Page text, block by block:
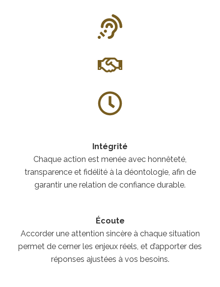
Intégrité
Chaque action est menée avec honnêteté,
transparence et fidélité à la déontologie, afin de
garantir une relation de confiance durable.
Écoute
Accorder une attention sincère à chaque situation
permet de cerner les enjeux réels, et d’apporter des
réponses ajustées à vos besoins.